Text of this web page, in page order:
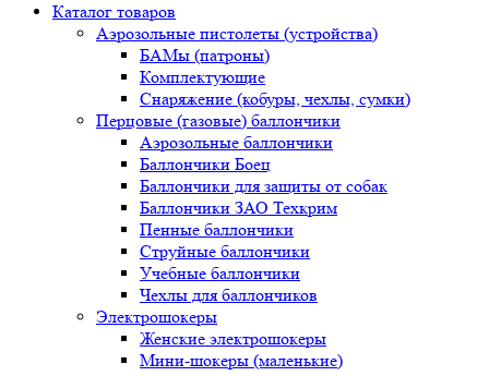
Каталог товаров
Аэрозольные пистолеты (устройства)
БАМы (патроны)
Комплектующие
Снаряжение (кобуры, чехлы, сумки)
Перцовые (газовые) баллончики
Аэрозольные баллончики
Баллончики Боец
Баллончики для защиты от собак
Баллончики ЗАО Техкрим
Пенные баллончики
Струйные баллончики
Учебные баллончики
Чехлы для баллончиков
Электрошокеры
Женские электрошокеры
Мини-шокеры (маленькие)